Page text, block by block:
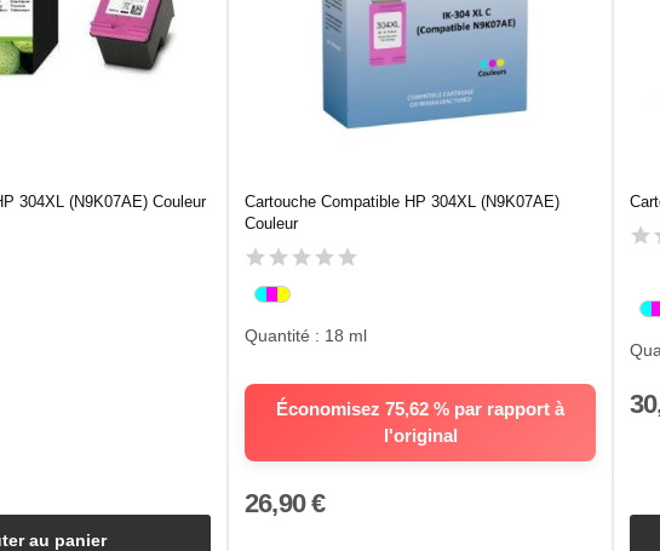
304XL (N9K07AE) Couleur
au panier
Cartouche Compatible HP 304XL (N9K07AE)
Couleur
Économisez 75,62 % par rapport à
l'original
Quantité : 18 ml
26,90 €